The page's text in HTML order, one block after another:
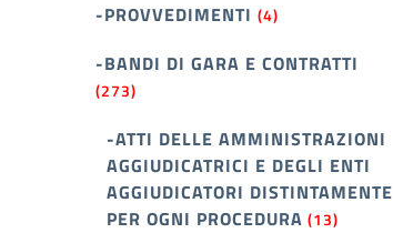
-PROVVEDIMENTI (4)
-BANDI DI GARA E CONTRATTI
(273)
-ATTI DELLE AMMINISTRAZIONI
AGGIUDICATRICI E DEGLI ENTI
AGGIUDICATORI DISTINTAMENTE
PER OGNI PROCEDURA (13)